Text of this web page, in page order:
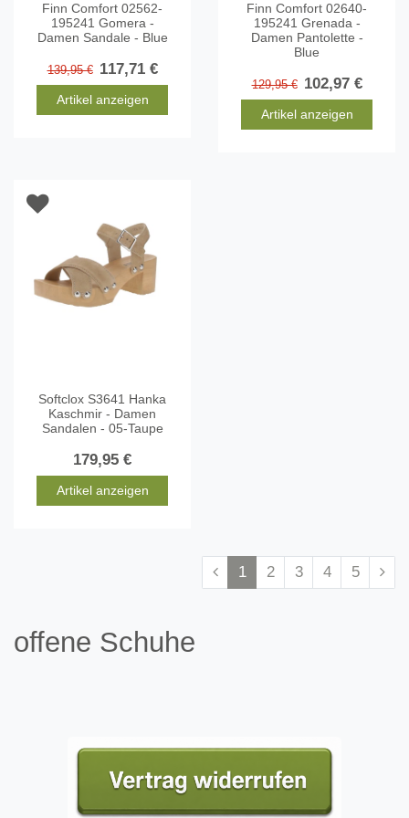
Finn Comfort 02562-
195241 Gomera -
Damen Sandale - Blue
139,95 € 117,71 €
Artikel anzeigen
Finn Comfort 02640-
195241 Grenada -
Damen Pantolette -
Blue
129,95 € 102,97 €
Artikel anzeigen
Softclox S3641 Hanka
Kaschmir - Damen
Sandalen - 05-Taupe
179,95 €
Artikel anzeigen
1 2 3 4 5
offene Schuhe